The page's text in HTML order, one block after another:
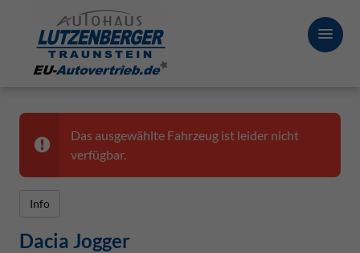
Das ausgewählte Fahrzeug ist leider nicht
verfügbar.
Info
Dacia Jogger